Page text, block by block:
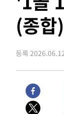
(종합)
등록